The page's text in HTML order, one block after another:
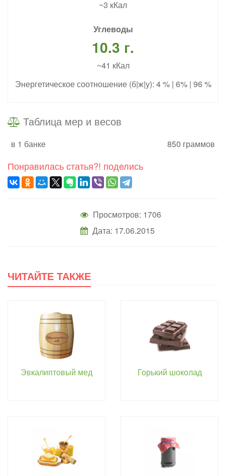
~3 кКал
Углеводы
10.3 г.
~41 кКал
Энергетическое соотношение (б|ж|у): 4 % | 6% | 96 %
Таблица мер и весов
в 1 банке 850 граммов
Понравилась статья?! поделись
Просмотров: 1706
Дата: 17.06.2015
ЧИТАЙТЕ ТАКЖЕ
Эвкалиптовый мед Горький шоколад